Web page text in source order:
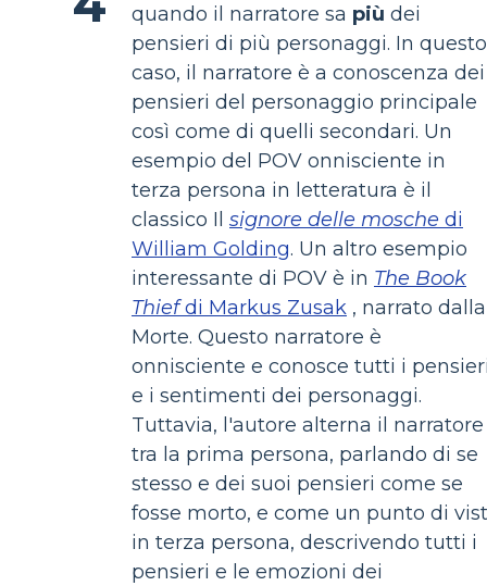
quando il narratore sa più dei
pensieri di più personaggi. In questo
caso, il narratore è a conoscenza dei
pensieri del personaggio principale
così come di quelli secondari. Un
esempio del POV onnisciente in
terza persona in letteratura è il
classico Il signore delle mosche di
William Golding. Un altro esempio
interessante di POV è in The Book
Thiefdi Markus Zusak , narrato dalla
Morte. Questo narratore è
onnisciente e conosce tutti i
e i sentimenti dei personaggi.
Tuttavia, l'autore alterna il narratore
tra la prima persona, parlando di se
stesso e dei suoi pensieri come se
fosse morto, e come un punto di
in terza persona, descrivendo tutti i
pensieri e le emozioni dei